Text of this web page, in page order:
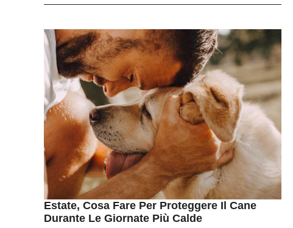
Estate, Cosa Fare Per Proteggere Il Cane
Durante Le Giornate Più Calde